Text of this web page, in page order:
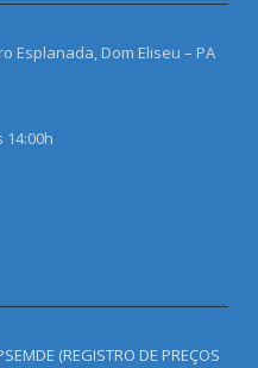
Esplanada, Dom Eliseu – PA
(REGISTRO DE PREÇOS